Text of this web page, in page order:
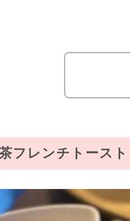
フレンチトース